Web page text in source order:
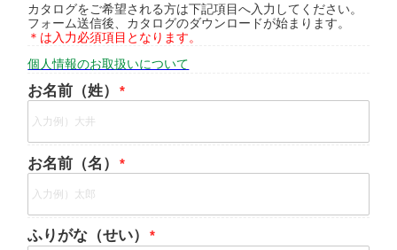
カタログをご希望される方は下記項目へ入力してください。
フォーム送信後、カタログのダウンロードが始まります。
＊は入力必須項目となります。
個人情報のお取扱いについて
お名前（姓）
お名前（名）
ふりがな（せい）